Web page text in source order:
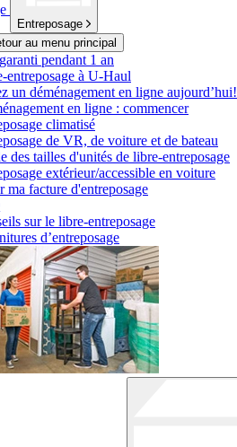
Entreposage
au menu principal
pendant 1 an
entreposage à U-Haul
un déménagement en ligne aujourd’hui!
en ligne : commencer
climatisé
de VR, de voiture et de bateau
des tailles d'unités de libre-entreposage
extérieur/accessible en voiture
ma facture d'entreposage
sur le libre-entreposage
d’entreposage